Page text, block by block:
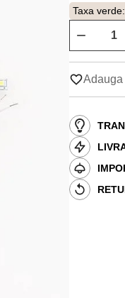
Taxa verde:
Adauga